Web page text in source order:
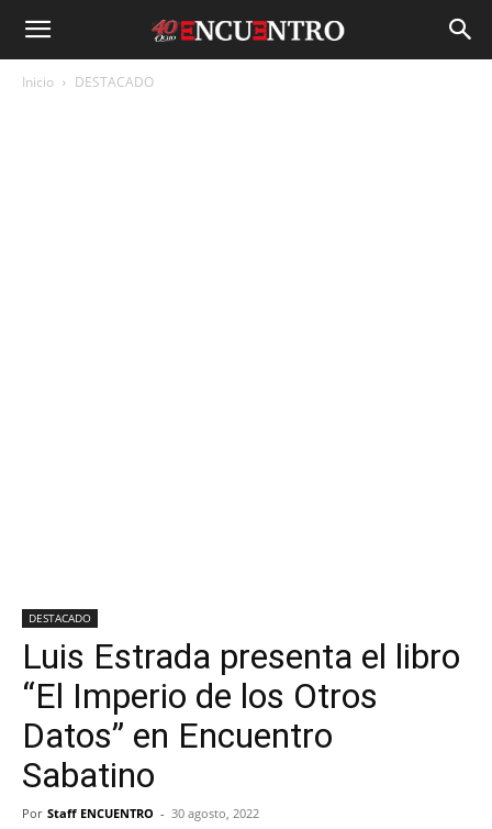
Inicio DESTACADO
DESTACADO
Luis Estrada presenta el libro
“El Imperio de los Otros
Datos” en Encuentro
Sabatino
Por Staff ENCUENTRO - 30 agosto, 2022